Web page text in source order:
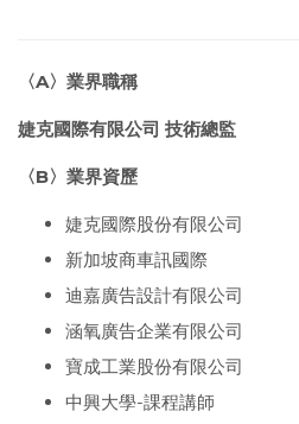
〈A〉業界職稱
婕克國際有限公司 技術總監
〈B〉業界資歷
婕克國際股份有限公司
新加坡商車訊國際
迪嘉廣告設計有限公司
涵氧廣告企業有限公司
寶成工業股份有限公司
中興大學-課程講師